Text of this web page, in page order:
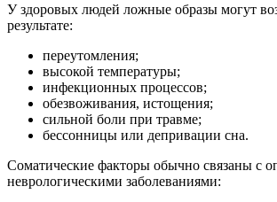
У здоровых людей ложные образы могут
результате:
переутомления;
высокой температуры;
инфекционных процессов;
обезвоживания, истощения;
сильной боли при травме;
бессонницы или депривации сна.
Соматические факторы обычно связаны с
неврологическими заболеваниями: